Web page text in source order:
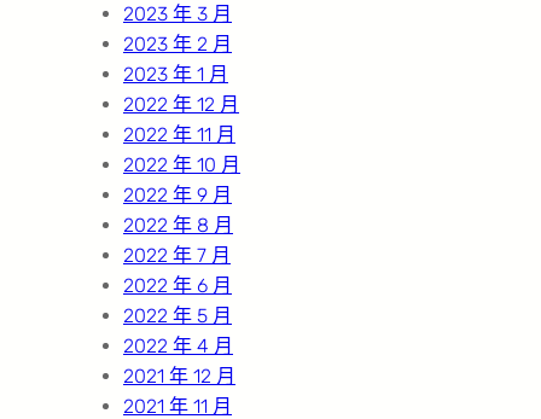
2023 年 3 月
2023 年 2 月
2023 年 1 月
2022 年 12 月
2022 年 11 月
2022 年 10 月
2022 年 9 月
2022 年 8 月
2022 年 7 月
2022 年 6 月
2022 年 5 月
2022 年 4 月
2021 年 12 月
2021 年 11 月